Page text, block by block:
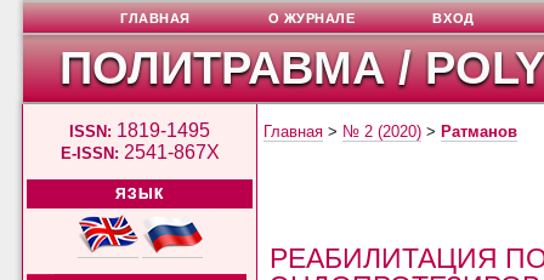
ПОЛИТРАВМА /
ISSN: 1819-1495
E-ISSN: 2541-867X
ЯЗЫК
ГЛАВНАЯ О ЖУРНАЛЕ ВХОД
Главная > № 2 (2020) > Ратманов
РЕАБИЛИТАЦИЯ